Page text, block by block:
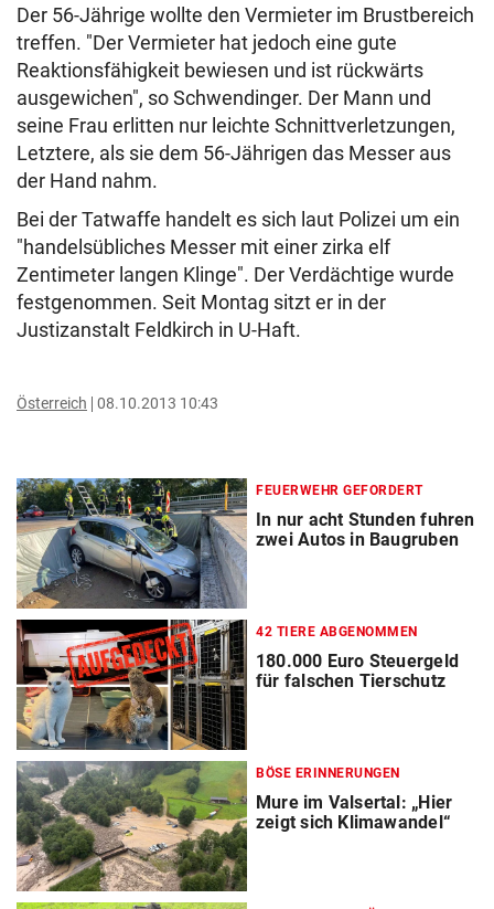
Der 56-Jährige wollte den Vermieter im Brustbereich
treffen. "Der Vermieter hat jedoch eine gute
Reaktionsfähigkeit bewiesen und ist rückwärts
ausgewichen", so Schwendinger. Der Mann und
seine Frau erlitten nur leichte Schnittverletzungen,
Letztere, als sie dem 56-Jährigen das Messer aus
der Hand nahm.
Bei der Tatwaffe handelt es sich laut Polizei um ein
"handelsübliches Messer mit einer zirka elf
Zentimeter langen Klinge". Der Verdächtige wurde
festgenommen. Seit Montag sitzt er in der
Justizanstalt Feldkirch in U-Haft.
Österreich 08.10.2013 10:43
FEUERWEHR GEFORDERT
In nur acht Stunden fuhren
zwei Autos in Baugruben
42 TIERE ABGENOMMEN
180.000 Euro Steuergeld
für falschen Tierschutz
BÖSE ERINNERUNGEN
Mure im Valsertal: „Hier
zeigt sich Klimawandel“